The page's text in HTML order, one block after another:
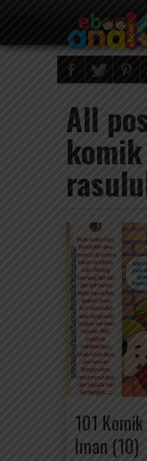
All
101
Iman (10)